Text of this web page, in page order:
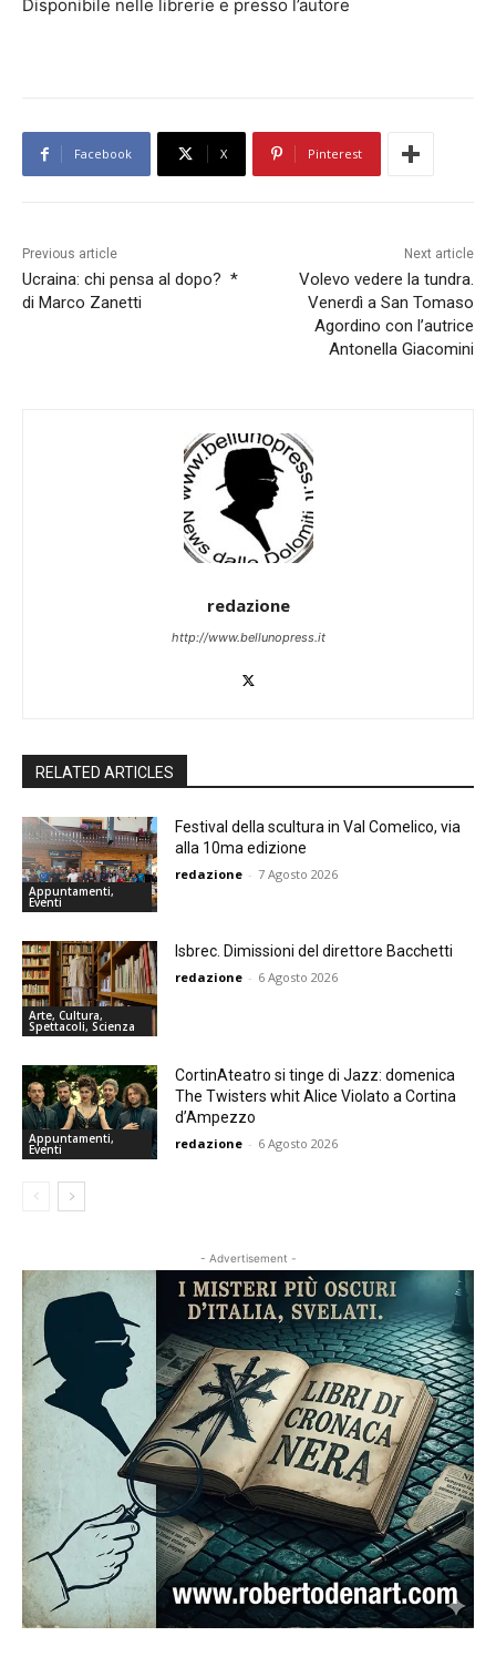
Disponibile nelle librerie e presso l’autore
Facebook X Pinterest
Previous article
Ucraina: chi pensa al dopo? *
di Marco Zanetti
Next article
Volevo vedere la tundra.
Venerdì a San Tomaso
Agordino con l’autrice
Antonella Giacomini
redazione
http://www.bellunopress.it
RELATED ARTICLES
Appuntamenti,
Eventi
Festival della scultura in Val Comelico, via
alla 10ma edizione
redazione - 7 Agosto 2026
Arte, Cultura,
Spettacoli, Scienza
Isbrec. Dimissioni del direttore Bacchetti
redazione - 6 Agosto 2026
Appuntamenti,
Eventi
CortinAteatro si tinge di Jazz: domenica
The Twisters whit Alice Violato a Cortina
d’Ampezzo
redazione - 6 Agosto 2026
- Advertisement -